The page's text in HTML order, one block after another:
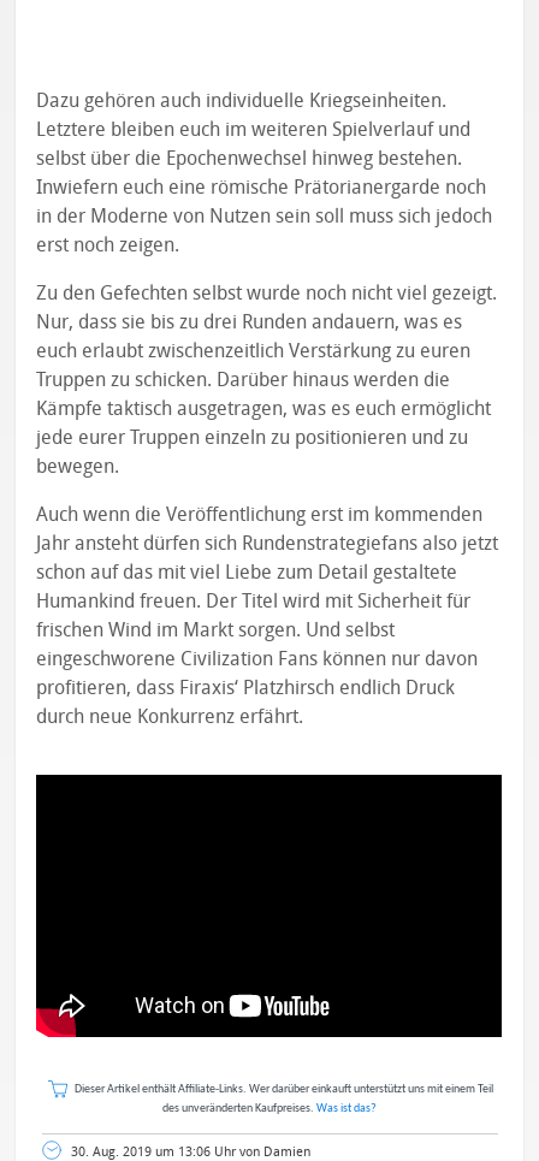
Dazu gehören auch individuelle Kriegseinheiten.
Letztere bleiben euch im weiteren Spielverlauf und
selbst über die Epochenwechsel hinweg bestehen.
Inwiefern euch eine römische Prätorianergarde noch
in der Moderne von Nutzen sein soll muss sich jedoch
erst noch zeigen.
Zu den Gefechten selbst wurde noch nicht viel gezeigt.
Nur, dass sie bis zu drei Runden andauern, was es
euch erlaubt zwischenzeitlich Verstärkung zu euren
Truppen zu schicken. Darüber hinaus werden die
Kämpfe taktisch ausgetragen, was es euch ermöglicht
jede eurer Truppen einzeln zu positionieren und zu
bewegen.
Auch wenn die Veröffentlichung erst im kommenden
Jahr ansteht dürfen sich Rundenstrategiefans also jetzt
schon auf das mit viel Liebe zum Detail gestaltete
Humankind freuen. Der Titel wird mit Sicherheit für
frischen Wind im Markt sorgen. Und selbst
eingeschworene Civilization Fans können nur davon
profitieren, dass Firaxis‘ Platzhirsch endlich Druck
durch neue Konkurrenz erfährt.
Dieser Artikel enthält Affiliate-Links. Wer darüber einkauft unterstützt uns mit einem Teil
des unveränderten Kaufpreises. Was ist das?
30. Aug. 2019 um 13:06 Uhr von Damien